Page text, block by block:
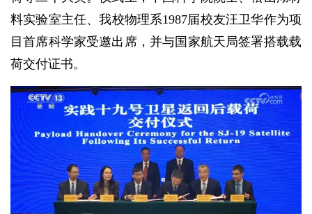
料实验室主任、我校物理系1987届校友汪卫华作为项
目首席科学家受邀出席，并与国家航天局签署搭载载
荷交付证书。